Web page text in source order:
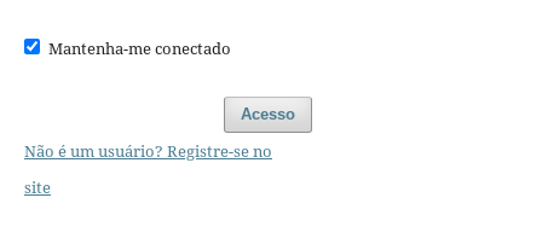
Mantenha-me conectado
Acesso
Não é um usuário? Registre-se no
site